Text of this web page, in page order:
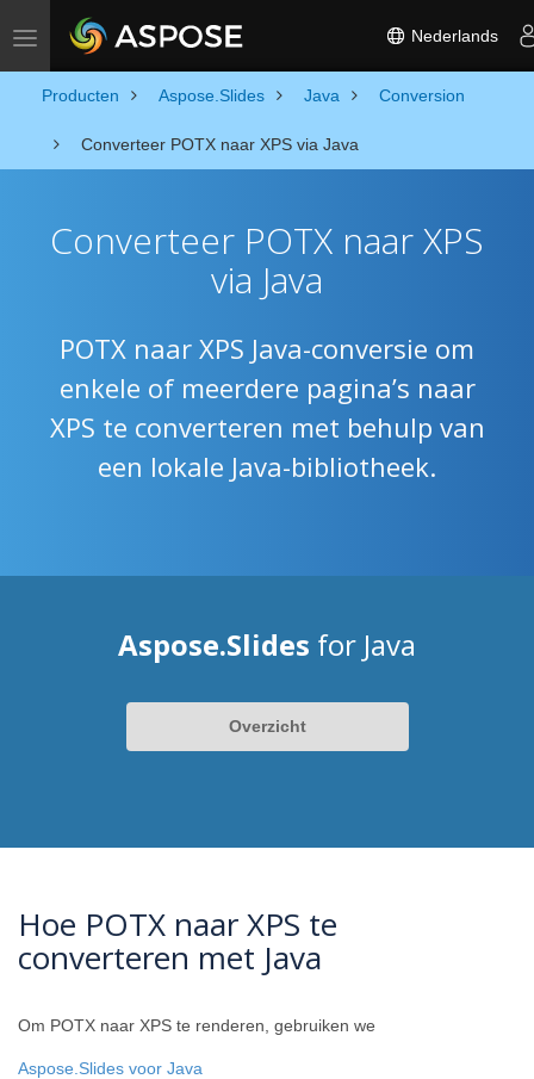
Toggle navigation Nederlands
Producten Aspose.Slides Java Conversion
Converteer POTX naar XPS via Java
Converteer POTX naar XPS
via Java
POTX naar XPS Java-conversie om
enkele of meerdere pagina’s naar
XPS te converteren met behulp van
een lokale Java-bibliotheek.
Aspose.Slides for Java
Overzicht
Hoe POTX naar XPS te
converteren met Java
Om POTX naar XPS te renderen, gebruiken we
Aspose.Slides voor Java